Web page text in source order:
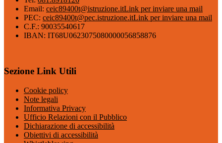
Email: ceic89400t@istruzione.itLink per inviare una mail
PEC: ceic89400t@pec.istruzione.itLink per inviare una mail
C.F.: 90035540617
IBAN: IT68U0623075080000056858876
Sezione Link Utili
Cookie policy
Note legali
Informativa Privacy
Ufficio Relazioni con il Pubblico
Dichiarazione di accessibilità
Obiettivi di accessibilità